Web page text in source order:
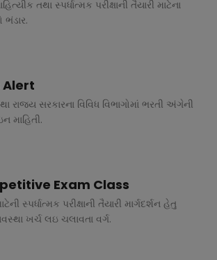
તથા સ્પર્ધાત્મક પરીક્ષાની તૈયારી માટેના
ભંડાર.
Alert
રાજ્ય સરકારના વિવિધ વિભાગોમાં ભરતી અંગેની
માહિતી.
Exam Class
સ્પર્ધાત્મક પરીક્ષાની તૈયારી માર્ગદર્શન હેતુ
ખર્ચ લઇ ચલાવતા વર્ગ.